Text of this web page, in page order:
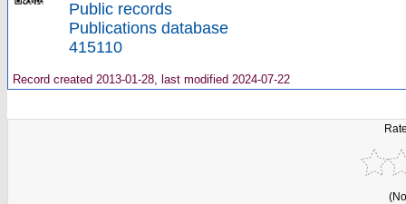
Public records
Publications database
415110
Record created 2013-01-28, last modified 2024-07-22